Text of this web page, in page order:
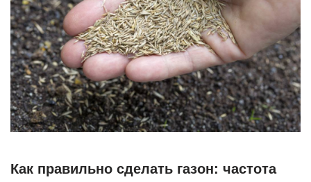
Как правильно сделать газон: частота